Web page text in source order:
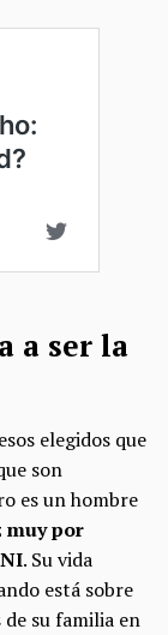
a ser la
elegidos que
son
es un hombre
muy por
. Su vida
está sobre
de su familia en